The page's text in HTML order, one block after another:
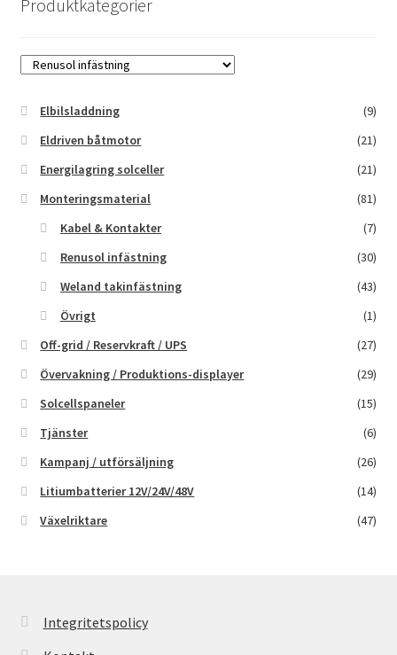
Produktkategorier
Elbilsladdning
(9)
Eldriven båtmotor
(21)
Energilagring solceller
(21)
Monteringsmaterial
(81)
Kabel & Kontakter
(7)
Renusol infästning
(30)
Weland takinfästning
(43)
Övrigt
(1)
Off-grid / Reservkraft / UPS
(27)
Övervakning / Produktions-displayer
(29)
Solcellspaneler
(15)
Tjänster
(6)
Kampanj / utförsäljning
(26)
Litiumbatterier 12V/24V/48V
(14)
Växelriktare
(47)
Integritetspolicy